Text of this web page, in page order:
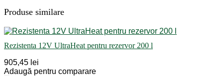
Produse similare
Rezistenta 12V UltraHeat pentru rezervor 200 l
905,45 lei
Adaugă pentru comparare